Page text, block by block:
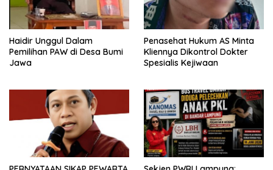
Haidir Unggul Dalam
Pemilihan PAW di Desa Bumi
Jawa
Penasehat Hukum AS Minta
Kliennya Dikontrol Dokter
Spesialis Kejiwaan